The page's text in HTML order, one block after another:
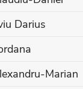
Darius
Marian